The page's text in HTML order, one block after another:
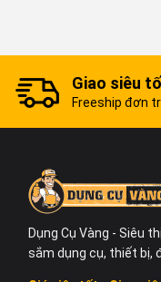
Giao siêu
Freeship đơn
Dụng Cụ Vàng - Siêu
sắm dụng cụ, thiết bị,